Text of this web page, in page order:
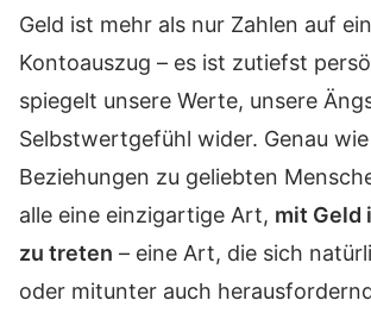
Geld ist mehr als nur Zahlen auf
Kontoauszug – es ist zutiefst
spiegelt unsere Werte, unsere
Selbstwertgefühl wider. Genau
Beziehungen zu geliebten
alle eine einzigartige Art, mit Geld
zu treten – eine Art, die sich
oder mitunter auch